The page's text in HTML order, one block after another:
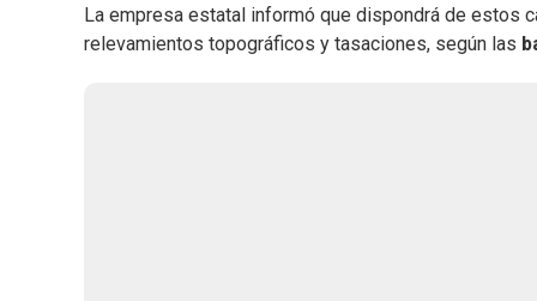
La empresa estatal informó que dispondrá de estos
relevamientos topográficos y tasaciones, según las